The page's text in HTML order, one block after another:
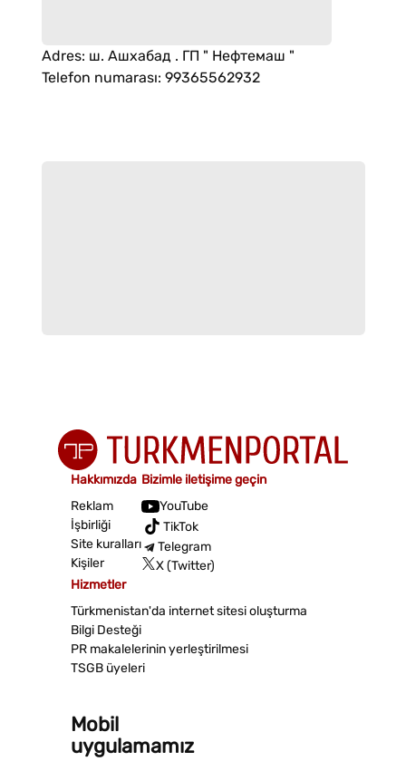
Adres: ш. Ашхабад . ГП " Нефтемаш "
Telefon numarası: 99365562932
Hakkımızda
Reklam
İşbirliği
Site kuralları
Kişiler
Bizimle iletişime geçin
YouTube
TikTok
Telegram
X (Twitter)
Hizmetler
Türkmenistan'da internet sitesi oluşturma
Bilgi Desteği
PR makalelerinin yerleştirilmesi
TSGB üyeleri
Mobil
uygulamamız